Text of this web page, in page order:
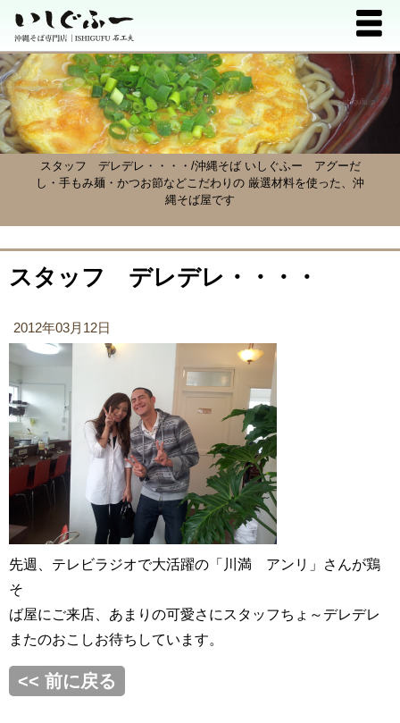
スタッフ デレデレ・・・・/沖縄そば いしぐふー
アグーだ
し・手もみ麺・かつお節などこだわりの 厳選材料を使った、沖
縄そば屋です
スタッフ デレデレ・・・・
2012年03月12日
先週、テレビラジオで大活躍の「川満 アンリ」さんが鶏
そ
ば屋にご来店、あまりの可愛さにスタッフちょ～デレデレ
またのおこしお待ちしています。
<< 前に戻る